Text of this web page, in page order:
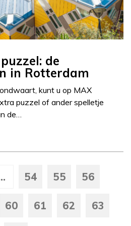
de
in Rotterdam
kunt u op MAX
puzzel of ander spelletje
de…
54 55 56
60 61 62 63